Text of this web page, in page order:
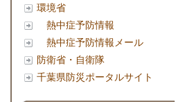
環境省
熱中症予防情報
熱中症予防情報メール
防衛省・自衛隊
千葉県防災ポータルサイト